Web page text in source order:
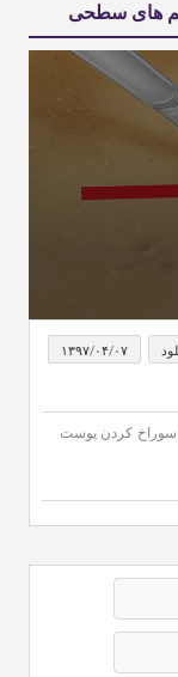
های سطحی
0
seconds
seconds
۱۳۹۷/۰۴/۰۷
سوراخ کردن پوست